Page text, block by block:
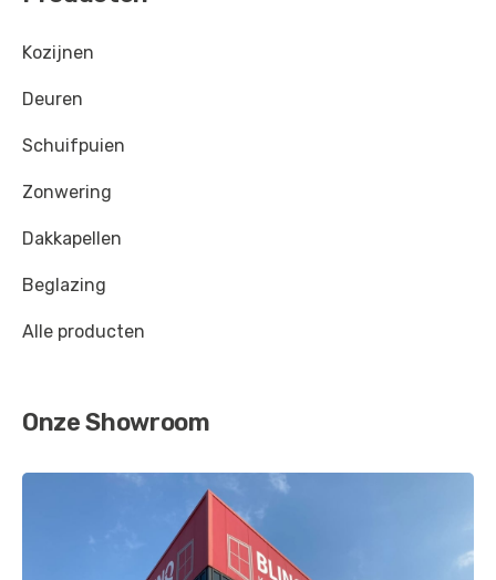
Kozijnen
Deuren
Schuifpuien
Zonwering
Dakkapellen
Beglazing
Alle producten
Onze Showroom